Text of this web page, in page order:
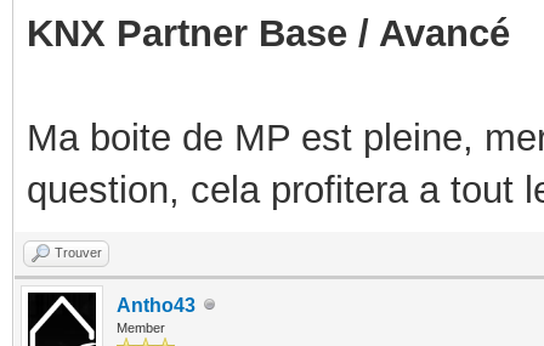
KNX Partner Base / Avancé
Ma boite de MP est pleine,
question, cela profitera a tout
Trouver
Antho43
Member